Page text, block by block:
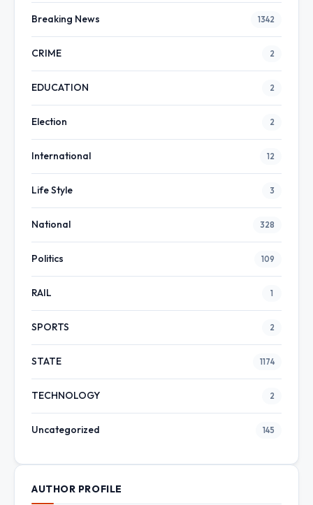
Breaking News 1342
CRIME 2
EDUCATION 2
Election 2
International 12
Life Style 3
National 328
Politics 109
RAIL 1
SPORTS 2
STATE 1174
TECHNOLOGY 2
Uncategorized 145
AUTHOR PROFILE